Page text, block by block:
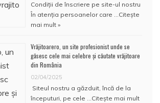
Condiţii de înscriere pe site-ul nostru
În atenţia persoanelor care …Citește
mai mult »
Vrăjitoarero, un site profesionist unde se
găsesc cele mai celebre și căutate vrăjitoare
din România
02/04/2025
Siteul nostru a găzduit, încă de la
începuturi, pe cele …Citește mai mult